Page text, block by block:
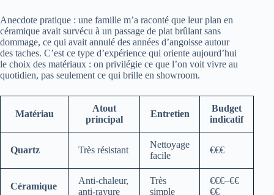
Anecdote pratique : une famille m’a raconté que leur plan en
céramique avait survécu à un passage de plat brûlant sans
dommage, ce qui avait annulé des années d’angoisse autour
des taches. C’est ce type d’expérience qui oriente aujourd’hui
le choix des matériaux : on privilégie ce que l’on voit vivre au
quotidien, pas seulement ce qui brille en showroom.
Matériau
Atout
principal
Entretien
Budget
indicatif
Quartz Très résistant
Nettoyage
facile
€€€
Céramique
Anti-chaleur,
anti-rayure
Très
simple
€€€–€€
€€